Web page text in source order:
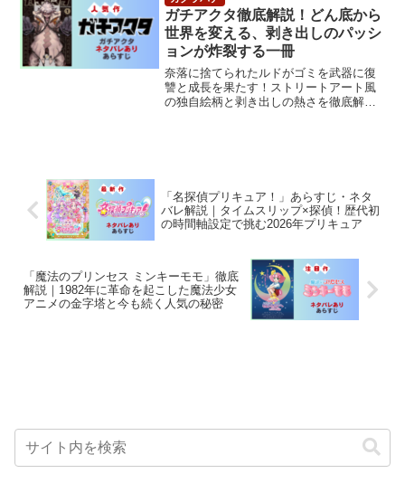
ガチアクタ徹底解説！どん底から
世界を変える、剥き出しのパッシ
ョンが炸裂する一冊
奈落に捨てられたルドがゴミを武器に復
讐と成長を果たす！ストリートアート風
の独自絵柄と剥き出しの熱さを徹底解
「名探偵プリキュア！」あらすじ・ネタ
バレ解説｜タイムスリップ×探偵！歴代初
の時間軸設定で挑む2026年プリキュア
「魔法のプリンセス ミンキーモモ」徹底
解説｜1982年に革命を起こした魔法少女
アニメの金字塔と今も続く人気の秘密